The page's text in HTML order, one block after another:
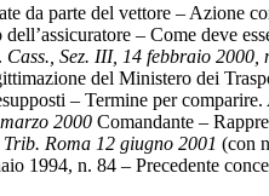
da parte del vettore – Azione
– Come deve
Cass., Sez. III, 14 febbraio 2000,
del Ministero dei
– Termine per comparire.
2000 Comandante –
Trib. Roma 12 giugno 2001 (con
1994, n. 84 – Precedente